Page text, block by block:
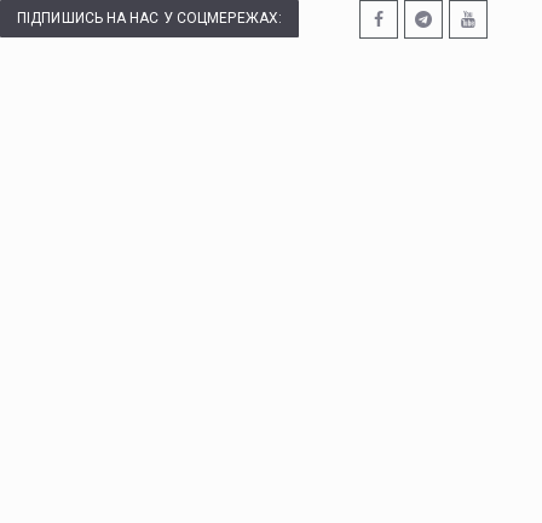
ПІДПИШИСЬ НА НАС У СОЦМЕРЕЖАХ: